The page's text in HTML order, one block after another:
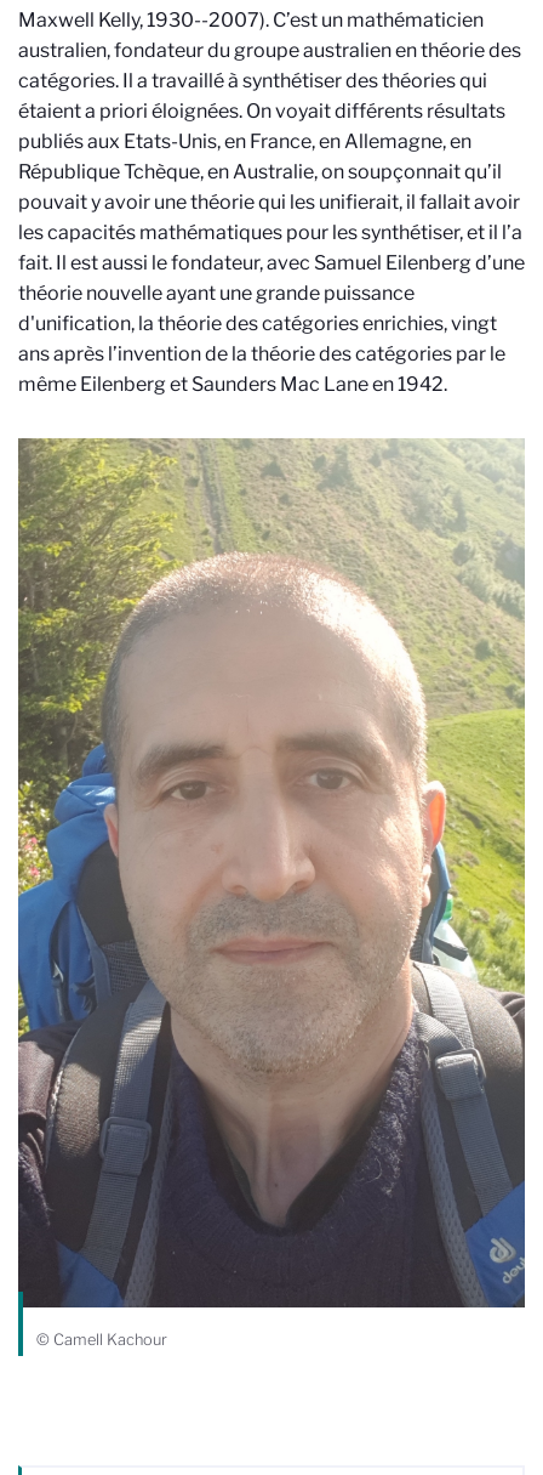
Maxwell Kelly, 1930--2007). C’est un mathématicien
australien, fondateur du groupe australien en théorie des
catégories. Il a travaillé à synthétiser des théories qui
étaient a priori éloignées. On voyait différents résultats
publiés aux Etats-Unis, en France, en Allemagne, en
République Tchèque, en Australie, on soupçonnait qu’il
pouvait y avoir une théorie qui les unifierait, il fallait avoir
les capacités mathématiques pour les synthétiser, et il l’a
fait. Il est aussi le fondateur, avec Samuel Eilenberg d’une
théorie nouvelle ayant une grande puissance
d'unification, la théorie des catégories enrichies, vingt
ans après l’invention de la théorie des catégories par le
même Eilenberg et Saunders Mac Lane en 1942.
© Camell Kachour